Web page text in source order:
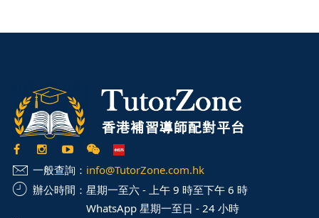
一般查詢： info@TutorZone.com.hk
辦公時間： 星期一至六 - 上午 9 時至下午 6 時
WhatsApp 星期一至日 - 24 小時